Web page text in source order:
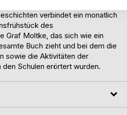
verbindet ein monatlich
des
Graf Moltke, das sich wie ein
Buch zieht und bei dem die
sowie die Aktivitäten der
Schulen erörtert wurden.